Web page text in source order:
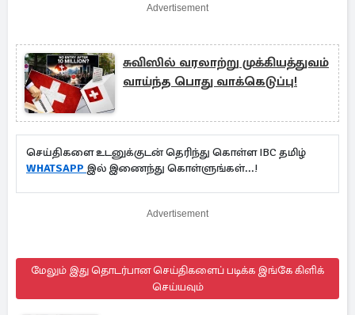
Advertisement
சுவிஸில் வரலாற்று முக்கியத்துவம்
வாய்ந்த பொது வாக்கெடுப்பு!
செய்திகளை உடனுக்குடன் தெரிந்து கொள்ள IBC தமிழ்
WHATSAPP இல் இணைந்து கொள்ளுங்கள்...!
Advertisement
மேலும் இது தொடர்பான செய்திகளைப் படிக்க இங்கே கிளிக்
செய்யவும்